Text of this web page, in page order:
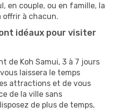
en couple, ou en famille, la
offrir à chacun.
idéaux pour visiter
de Koh Samui, 3 à 7 jours
laissera le temps
attractions et de vous
de la ville sans
de plus de temps,